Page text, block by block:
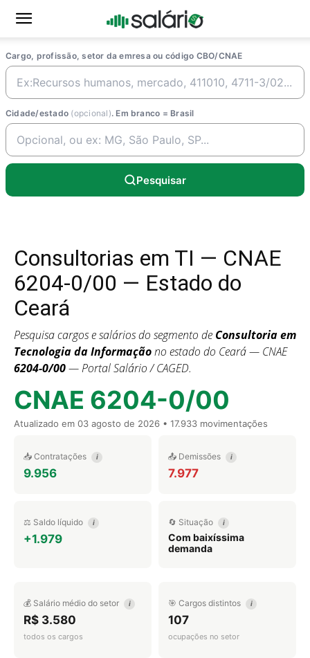
Cargo, profissão, setor da emresa ou código CBO/CNAE
Cidade/estado (opcional). Em branco = Brasil
Pesquisar
Consultorias em TI — CNAE
6204-0/00 — Estado do
Ceará
Pesquisa cargos e salários do segmento de Consultoria em
Tecnologia da Informaçãono estado do Ceará — CNAE
6204-0/00— Portal Salário / CAGED.
CNAE 6204-0/00
Atualizado em 03 agosto de 2026 • 17.933 movimentações
📥 Contratações i
9.956
📤 Demissões i
7.977
⚖️ Saldo líquido i
+1.979
🔄 Situação i
Com baixíssima
demanda
💰 Salário médio do setor i
R$ 3.580
todos os cargos
🎯 Cargos distintos i
107
ocupações no setor